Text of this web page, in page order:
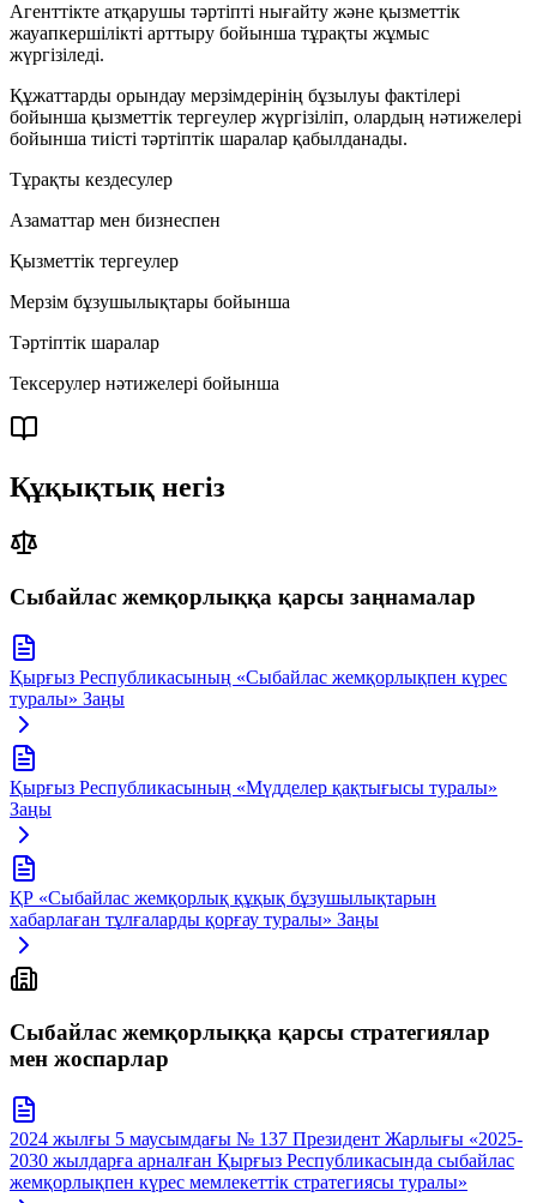
Агенттікте атқарушы тәртіпті нығайту және қызметтік
жауапкершілікті арттыру бойынша тұрақты жұмыс
жүргізіледі.
Құжаттарды орындау мерзімдерінің бұзылуы фактілері
бойынша қызметтік тергеулер жүргізіліп, олардың нәтижелері
бойынша тиісті тәртіптік шаралар қабылданады.
Тұрақты кездесулер
Азаматтар мен бизнеспен
Қызметтік тергеулер
Мерзім бұзушылықтары бойынша
Тәртіптік шаралар
Тексерулер нәтижелері бойынша
Құқықтық негіз
Сыбайлас жемқорлыққа қарсы заңнамалар
Қырғыз Республикасының «Сыбайлас жемқорлықпен күрес
туралы» Заңы
Қырғыз Республикасының «Мүдделер қақтығысы туралы»
Заңы
ҚР «Сыбайлас жемқорлық құқық бұзушылықтарын
хабарлаған тұлғаларды қорғау туралы» Заңы
Сыбайлас жемқорлыққа қарсы стратегиялар
мен жоспарлар
2024 жылғы 5 маусымдағы № 137 Президент Жарлығы «2025-
2030 жылдарға арналған Қырғыз Республикасында сыбайлас
жемқорлықпен күрес мемлекеттік стратегиясы туралы»